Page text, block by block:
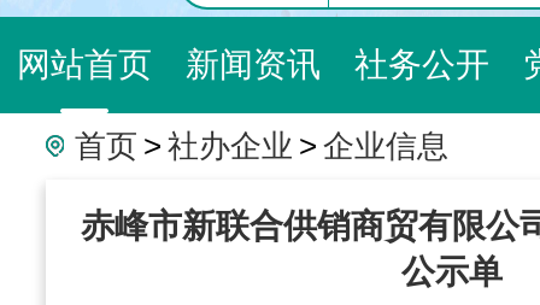
网站首页 新闻资讯 社务公开
“三位一体”组织社办企业 互动交流
首页 > 社办企业 > 企业信息
赤峰市新联合供销商贸有限公
公示单